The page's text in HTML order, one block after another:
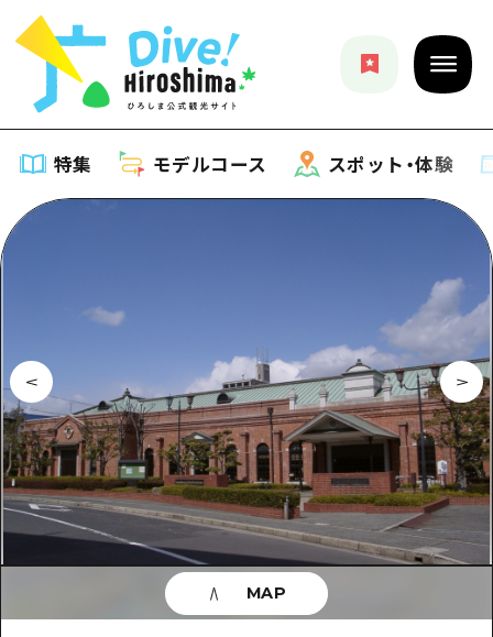
特集 モデルコース スポット・体験
アート
イベント・祭り
グルメ・酒
サイクリング
ショッピング
スポーツ
モデルコース
モデルコース一覧
Dive! Hiroshima 公式ガイド
広島もしもトラベル
あたらしい非日常
広島市周辺
安芸
スポット・体験
スポット・体験一覧
広島市周辺
安芸
備後
備北
イベント
旬情報
お役立ち情報
お役立ち情報一覧
MAP